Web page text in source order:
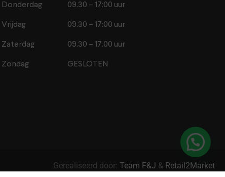
Donderdag 09.30 – 17:00 uur
Vrijdag 09.30 – 17:00 uur
Zaterdag 09.30 – 17.00 uur
Zondag GESLOTEN
Gerealiseerd door: Team F&J & Retail2Market